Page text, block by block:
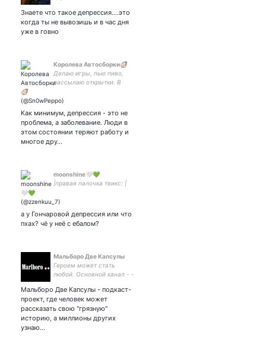
Знаете что такое депрессия....это
когда ты не вывозишь и в час дня
уже в говно
Королева Автосборки🦪
Делаю игры, пью пиво,
рассылаю открытки. В
Как минимум, депрессия - это не
проблема, а заболевание. Люди в
этом состоянии теряют работу и
многое дру…
moonshine🤍💚
|правая палочка твикс: |
а у Гончаровой депрессия или что
пхах? чё у неё с ебалом?
Мальборо Две Капсулы
Героем может стать
любой. Основной канал - -
простыми людьми По
вопросам сотрудничества
писать в директ
Мальборо Две Капсулы - подкаст-
проект, где человек может
рассказать свою "грязную"
историю, а миллионы других
узнаю…